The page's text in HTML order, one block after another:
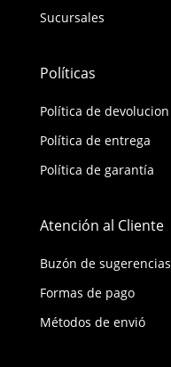
Sucursales
Políticas
Política de devolucion
Política de entrega
Política de garantía
Atención al Cliente
Buzón de sugerencias
Formas de pago
Métodos de envió